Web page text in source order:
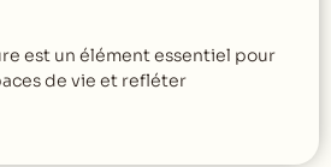
est un élément essentiel pour
de vie et refléter